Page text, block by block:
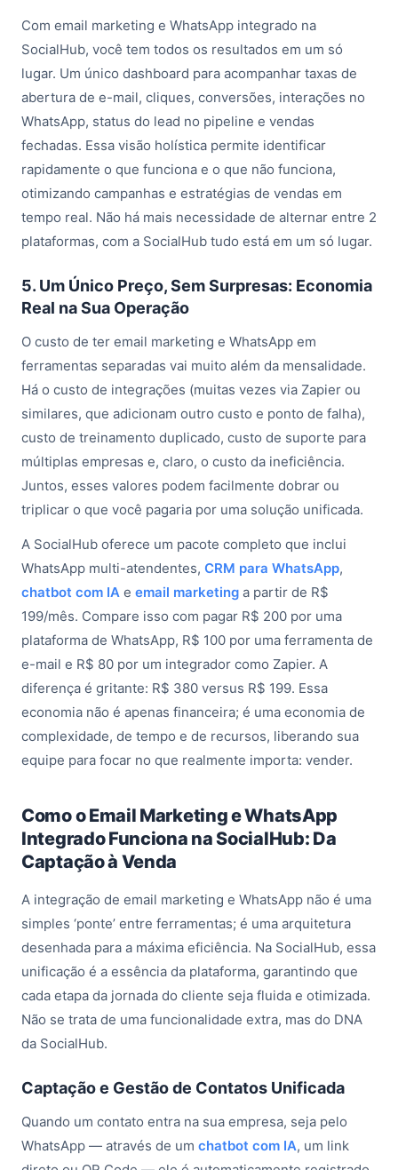
Com email marketing e WhatsApp integrado na
SocialHub, você tem todos os resultados em um só
lugar. Um único dashboard para acompanhar taxas de
abertura de e-mail, cliques, conversões, interações no
WhatsApp, status do lead no pipeline e vendas
fechadas. Essa visão holística permite identificar
rapidamente o que funciona e o que não funciona,
otimizando campanhas e estratégias de vendas em
tempo real. Não há mais necessidade de alternar entre 2
plataformas, com a SocialHub tudo está em um só lugar.
5. Um Único Preço, Sem Surpresas: Economia
Real na Sua Operação
O custo de ter email marketing e WhatsApp em
ferramentas separadas vai muito além da mensalidade.
Há o custo de integrações (muitas vezes via Zapier ou
similares, que adicionam outro custo e ponto de falha),
custo de treinamento duplicado, custo de suporte para
múltiplas empresas e, claro, o custo da ineficiência.
Juntos, esses valores podem facilmente dobrar ou
triplicar o que você pagaria por uma solução unificada.
A SocialHub oferece um pacote completo que inclui
WhatsApp multi-atendentes, CRM para WhatsApp,
chatbot com IA e email marketing a partir de R$
199/mês. Compare isso com pagar R$ 200 por uma
plataforma de WhatsApp, R$ 100 por uma ferramenta de
e-mail e R$ 80 por um integrador como Zapier. A
diferença é gritante: R$ 380 versus R$ 199. Essa
economia não é apenas financeira; é uma economia de
complexidade, de tempo e de recursos, liberando sua
equipe para focar no que realmente importa: vender.
Como o Email Marketing e WhatsApp
Integrado Funciona na SocialHub: Da
Captação à Venda
A integração de email marketing e WhatsApp não é uma
simples ‘ponte’ entre ferramentas; é uma arquitetura
desenhada para a máxima eficiência. Na SocialHub, essa
unificação é a essência da plataforma, garantindo que
cada etapa da jornada do cliente seja fluida e otimizada.
Não se trata de uma funcionalidade extra, mas do DNA
da SocialHub.
Captação e Gestão de Contatos Unificada
Quando um contato entra na sua empresa, seja pelo
WhatsApp — através de um chatbot com IA, um link